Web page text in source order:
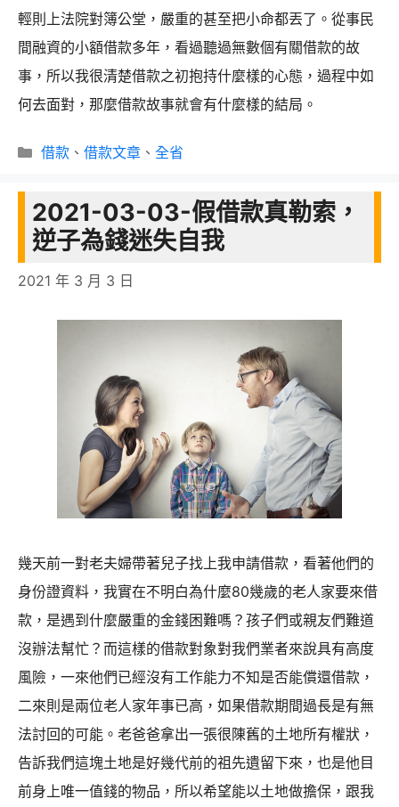
輕則上法院對簿公堂，嚴重的甚至把小命都丟了。從事民
間融資的小額借款多年，看過聽過無數個有關借款的故
事，所以我很清楚借款之初抱持什麼樣的心態，過程中如
何去面對，那麼借款故事就會有什麼樣的結局。
分
借款、 借款文章、 全省
2021-03-03-假借款真勒索，
逆子為錢迷失自我
2021 年 3 月 3 日
幾天前一對老夫婦帶著兒子找上我申請借款，看著他們的
身份證資料，我實在不明白為什麼80幾歲的老人家要來借
款，是遇到什麼嚴重的金錢困難嗎？孩子們或親友們難道
沒辦法幫忙？而這樣的借款對象對我們業者來說具有高度
風險，一來他們已經沒有工作能力不知是否能償還借款，
二來則是兩位老人家年事已高，如果借款期間過長是有無
法討回的可能。老爸爸拿出一張很陳舊的土地所有權狀，
告訴我們這塊土地是好幾代前的祖先遺留下來，也是他目
前身上唯一值錢的物品，所以希望能以土地做擔保，跟我